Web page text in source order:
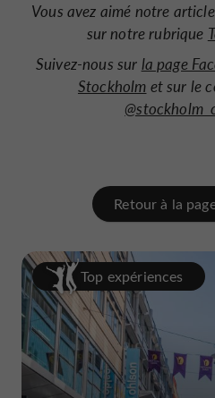
Vous avez aimé notre
sur notre rubrique
Suivez-nous sur la page
Stockholm et sur le
Retour à la
Top expériences